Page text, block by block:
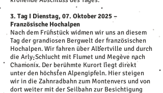
3. Tag I Dienstag, 07. Oktober 2025 –
Französische Hochalpen
Nach dem Frühstück widmen wir uns an diesem
Tag der grandiosen Bergwelt der französischen
Hochalpen. Wir fahren über Albertville und durch
die Arly-Schlucht mit Flumet und Megève nach
Chamonix. Der berühmte Kurort liegt direkt
unter den höchsten Alpengipfeln. Hier steigen
wir in die Zahnradbahn zum Montenvers und von
dort weiter mit der Seilbahn zur Besichtigung